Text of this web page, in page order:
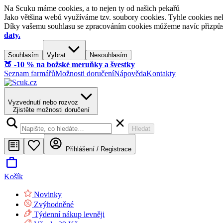
Na Scuku máme cookies, a to nejen ty od našich pekařů
Jako většina webů využíváme tzv. soubory cookies. Tyhle cookies
Díky vašemu souhlasu se zpracováním cookies můžeme navíc
daty.
Souhlasím Vybrat Nesouhlasím
🍑​ -10 % na božské meruňky a švestky
Seznam farmářůMožnosti doručeníNápovědaKontakty
Vyzvednutí nebo rozvoz
Zjistěte možnosti doručení
Hledat
Přihlášení / Registrace
Košík
Novinky
Zvýhodněné
Týdenní nákup levněji